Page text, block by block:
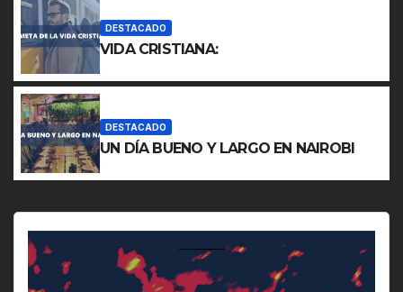
DESTACADO
VIDA CRISTIANA:
DESTACADO
UN DÍA BUENO Y LARGO EN NAIROBI